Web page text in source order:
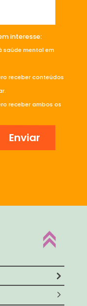
interesse:
saúde mental em
receber conteúdos
receber ambos os